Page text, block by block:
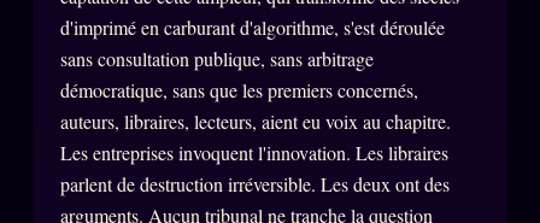
Signatures
Charte éditoriale
Studios
Words RadioFM
d'imprimé en carburant d'algorithme, s'est déroulée
sans consultation publique, sans arbitrage
démocratique, sans que les premiers concernés,
auteurs, libraires, lecteurs, aient eu voix au chapitre.
Les entreprises invoquent l'innovation. Les libraires
parlent de destruction irréversible. Les deux ont des
arguments. Aucun tribunal ne tranche la question